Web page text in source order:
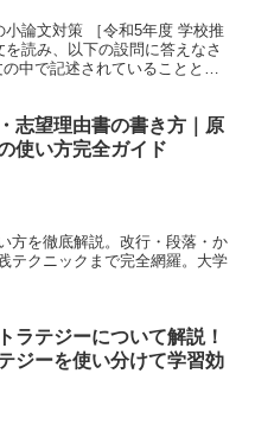
論文対策 ［令和5年度 学校推
読み、以下の設問に答えなさ
中で記述されていることと最
志望理由書の書き方｜原
使い方完全ガイド
方を徹底解説。改行・段落・か
テクニックまで完全網羅。大学
ラテジーについて解説！
ジーを使い分けて学習効